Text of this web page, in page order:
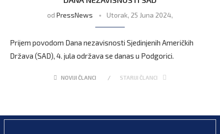
od PressNews Utorak, 25 Juna 2024,
Prijem povodom Dana nezavisnosti Sjedinjenih Američkih
Država (SAD), 4. jula održava se danas u Podgorici.
NOVIJI ČLANCI STARIJI ČLANCI